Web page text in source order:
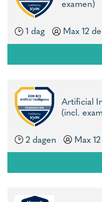
examen)
1 dag
Max 12
Artificial
(incl.
2 dagen
Max